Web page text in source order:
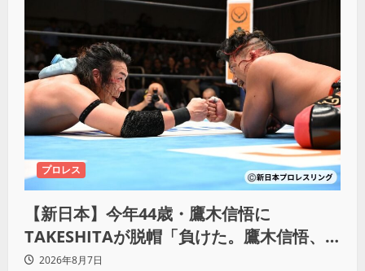
プロレス
【新日本】今年44歳・鷹木信悟に
TAKESHITAが脱帽「負けた。鷹木信悟、
強いわ！」
2026年8月7日